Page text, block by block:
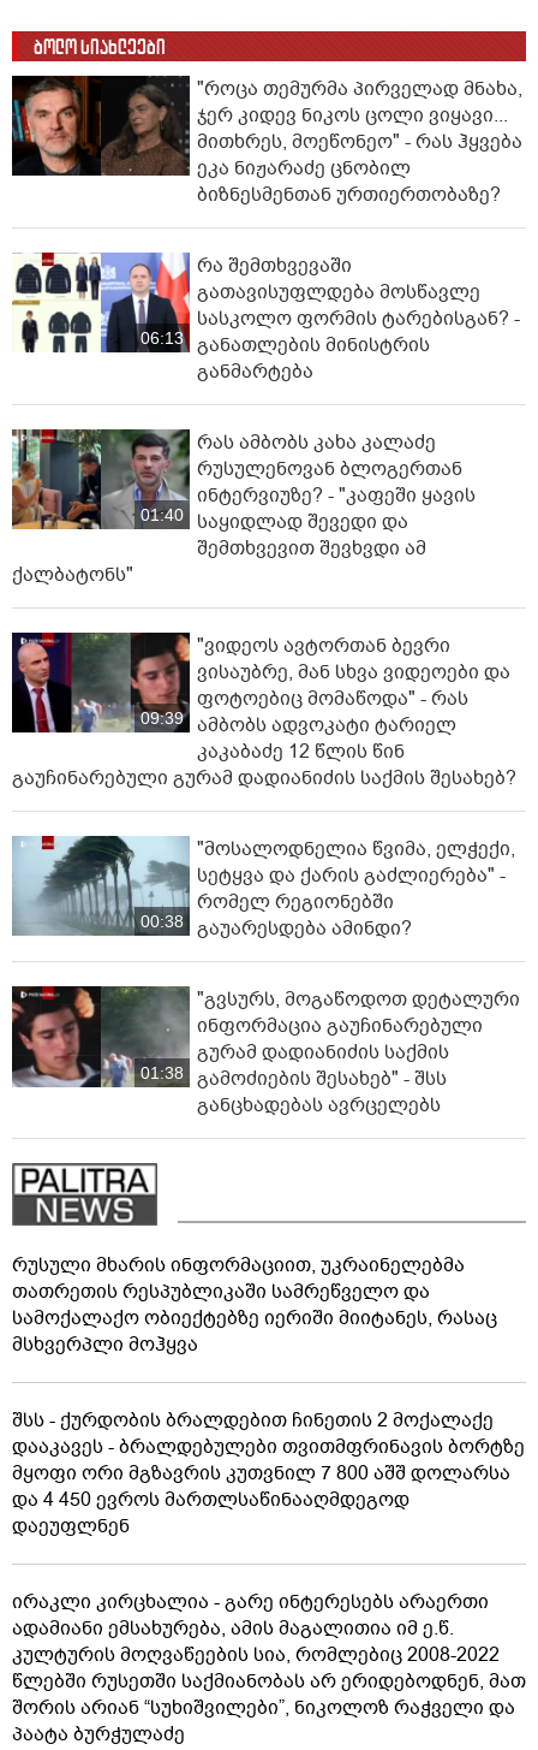
ბოლო სიახლეები
"როცა თემურმა პირველად მნახა,
ჯერ კიდევ ნიკოს ცოლი ვიყავი...
მითხრეს, მოეწონეო" - რას ჰყვება
ეკა ნიჟარაძე ცნობილ
ბიზნესმენთან ურთიერთობაზე?
06:13
რა შემთხვევაში
გათავისუფლდება მოსწავლე
სასკოლო ფორმის ტარებისგან? -
განათლების მინისტრის
განმარტება
01:40
რას ამბობს კახა კალაძე
რუსულენოვან ბლოგერთან
ინტერვიუზე? - "კაფეში ყავის
საყიდლად შევედი და
შემთხვევით შევხვდი ამ
ქალბატონს"
09:39
"ვიდეოს ავტორთან ბევრი
ვისაუბრე, მან სხვა ვიდეოები და
ფოტოებიც მომაწოდა" - რას
ამბობს ადვოკატი ტარიელ
კაკაბაძე 12 წლის წინ
გაუჩინარებული გურამ დადიანიძის საქმის შესახებ?
00:38
"მოსალოდნელია წვიმა, ელ­ჭე­ქი,
სე­ტყვა და ქა­რის გაძ­ლი­ე­რე­ბა" -
რომელ რეგიონებში
გაუარესდება ამინდი?
01:38
"გვსურს, მოგაწოდოთ დეტალური
ინფორმაცია გაუჩინარებული
გურამ დადიანიძის საქმის
გამოძიების შესახებ" - შსს
განცხადებას ავრცელებს
რუსული მხარის ინფორმაციით, უკრაინელებმა
თათრეთის რესპუბლიკაში სამრეწველო და
სამოქალაქო ობიექტებზე იერიში მიიტანეს, რასაც
მსხვერპლი მოჰყვა
შსს - ქურდობის ბრალდებით ჩინეთის 2 მოქალაქე
დააკავეს - ბრალდებულები თვითმფრინავის ბორტზე
მყოფი ორი მგზავრის კუთვნილ 7 800 აშშ დოლარსა
და 4 450 ევროს მართლსაწინააღმდეგოდ
დაეუფლნენ
ირაკლი კირცხალია - გარე ინტერესებს არაერთი
ადამიანი ემსახურება, ამის მაგალითია იმ ე.წ.
კულტურის მოღვაწეების სია, რომლებიც 2008-2022
წლებში რუსეთში საქმიანობას არ ერიდებოდნენ, მათ
შორის არიან “სუხიშვილები”, ნიკოლოზ რაჭველი და
პაატა ბურჭულაძე